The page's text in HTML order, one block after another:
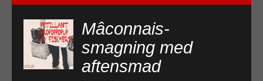
Mâconnais-
smagning med
aftensmad